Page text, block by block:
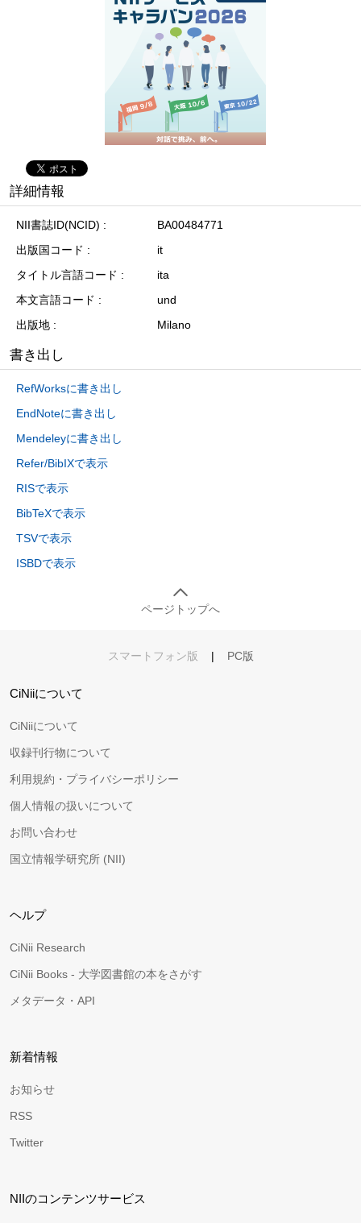
詳細情報
NII書誌ID(NCID)
BA00484771
出版国コード
it
タイトル言語コード
ita
本文言語コード
und
出版地
Milano
書き出し
RefWorksに書き出し
EndNoteに書き出し
Mendeleyに書き出し
Refer/BibIXで表示
RISで表示
BibTeXで表示
TSVで表示
ISBDで表示
ページトップへ
スマートフォン版 | PC版
CiNiiについて
CiNiiについて
収録刊行物について
利用規約・プライバシーポリシー
個人情報の扱いについて
お問い合わせ
国立情報学研究所 (NII)
ヘルプ
CiNii Research
CiNii Books - 大学図書館の本をさがす
メタデータ・API
新着情報
お知らせ
RSS
Twitter
NIIのコンテンツサービス